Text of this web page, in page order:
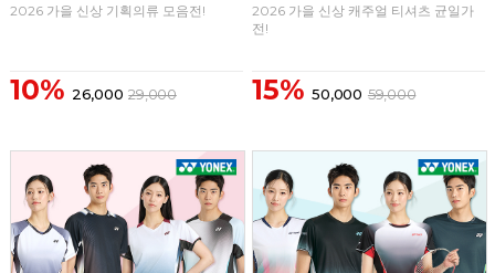
2026 가을 신상 기획의류 모음전!
10% 26,000 29,000
2026 가을 신상 캐주얼 티셔츠 균일가
전!
15% 50,000 59,000